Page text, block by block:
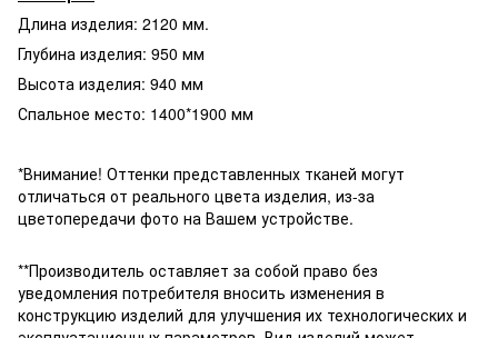
Длина изделия: 2120 мм.
Глубина изделия: 950 мм
Высота изделия: 940 мм
Спальное место: 1400*1900 мм
*Внимание! Оттенки представленных тканей могут
отличаться от реального цвета изделия, из-за
цветопередачи фото на Вашем устройстве.
**Производитель оставляет за собой право без
уведомления потребителя вносить изменения в
конструкцию изделий для улучшения их технологических и